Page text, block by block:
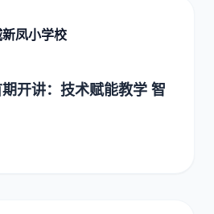
凤小学校
开讲：技术赋能教学 智